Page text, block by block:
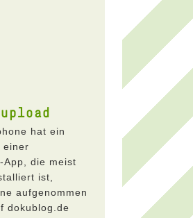
hat ein
einer
App, die meist
ist,
aufgenommen
dokublog.de